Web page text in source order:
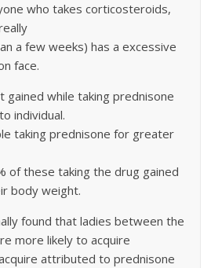
who takes corticosteroids,
a few weeks) has a excessive
face.
gained while taking prednisone
individual.
taking prednisone for greater
of these taking the drug gained
body weight.
found that ladies between the
more likely to acquire
attributed to prednisone